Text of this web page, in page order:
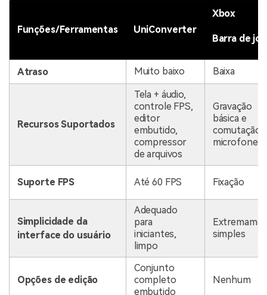
Funções/Ferramentas UniConverter
Xbox
Barra de
Atraso Muito baixo Baixa
Recursos Suportados
Tela + áudio,
controle FPS,
editor
embutido,
compressor
de arquivos
Gravação
básica e
comutação
microfone
Suporte FPS Até 60 FPS Fixação
Simplicidade da
interface do usuário
Adequado
para
iniciantes,
limpo
simples
Opções de edição
Conjunto
completo
embutido
Nenhum